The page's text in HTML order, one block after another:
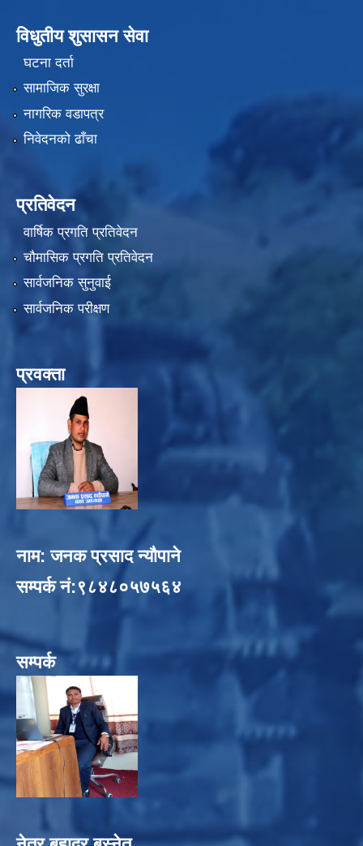
विधुतीय शुसासन सेवा
घटना दर्ता
सामाजिक सुरक्षा
नागरिक वडापत्र
निवेदनको ढाँचा
प्रतिवेदन
वार्षिक प्रगति प्रतिवेदन
चौमासिक प्रगति प्रतिवेदन
सार्वजनिक सुनुवाई
सार्वजनिक परीक्षण
प्रवक्ता
नाम: जनक प्रसाद न्यौपाने
सम्पर्क नं:९८४८०५७५६४
सम्पर्क